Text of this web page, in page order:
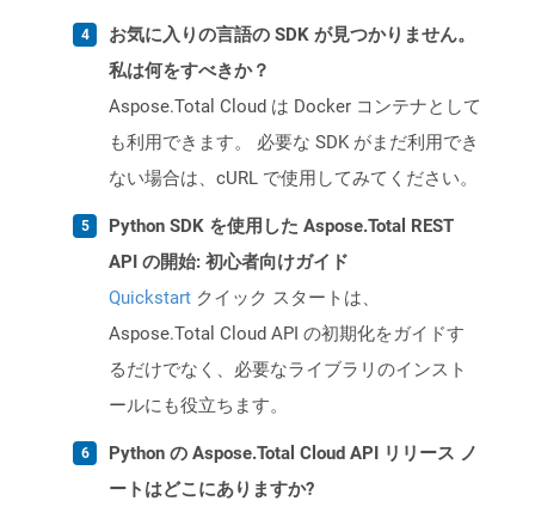
お気に入りの言語の SDK が見つかりません。
私は何をすべきか？
Aspose.Total Cloud は Docker コンテナとして
も利用できます。 必要な SDK がまだ利用でき
ない場合は、cURL で使用してみてください。
Python SDK を使用した Aspose.Total REST
API の開始: 初心者向けガイド
Quickstart クイック スタートは、
Aspose.Total Cloud API の初期化をガイドす
るだけでなく、必要なライブラリのインスト
ールにも役立ちます。
Python の Aspose.Total Cloud API リリース ノ
ートはどこにありますか?